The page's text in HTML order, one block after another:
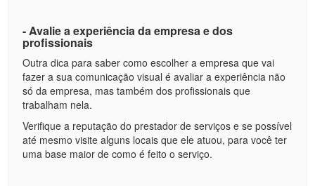
- Avalie a experiência da empresa e dos
profissionais
Outra dica para saber como escolher a empresa que vai
fazer a sua comunicação visual é avaliar a experiência não
só da empresa, mas também dos profissionais que
trabalham nela.
Verifique a reputação do prestador de serviços e se possível
até mesmo visite alguns locais que ele atuou, para você ter
uma base maior de como é feito o serviço.